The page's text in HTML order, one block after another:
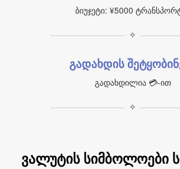
ბიუჯეტი: ¥5000
✧
გადახდის
გადახდილია 💳‑ით
✧
ვალუტის სიმბოლოები